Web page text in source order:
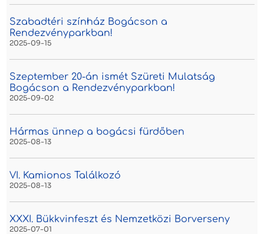
Szabadtéri színház Bogácson a
Rendezvényparkban!
2025-09-15
Szeptember 20-án ismét Szüreti Mulatság
Bogácson a Rendezvényparkban!
2025-09-02
Hármas ünnep a bogácsi fürdőben
2025-08-13
VI. Kamionos Találkozó
2025-08-13
XXXI. Bükkvinfeszt és Nemzetközi Borverseny
2025-07-01